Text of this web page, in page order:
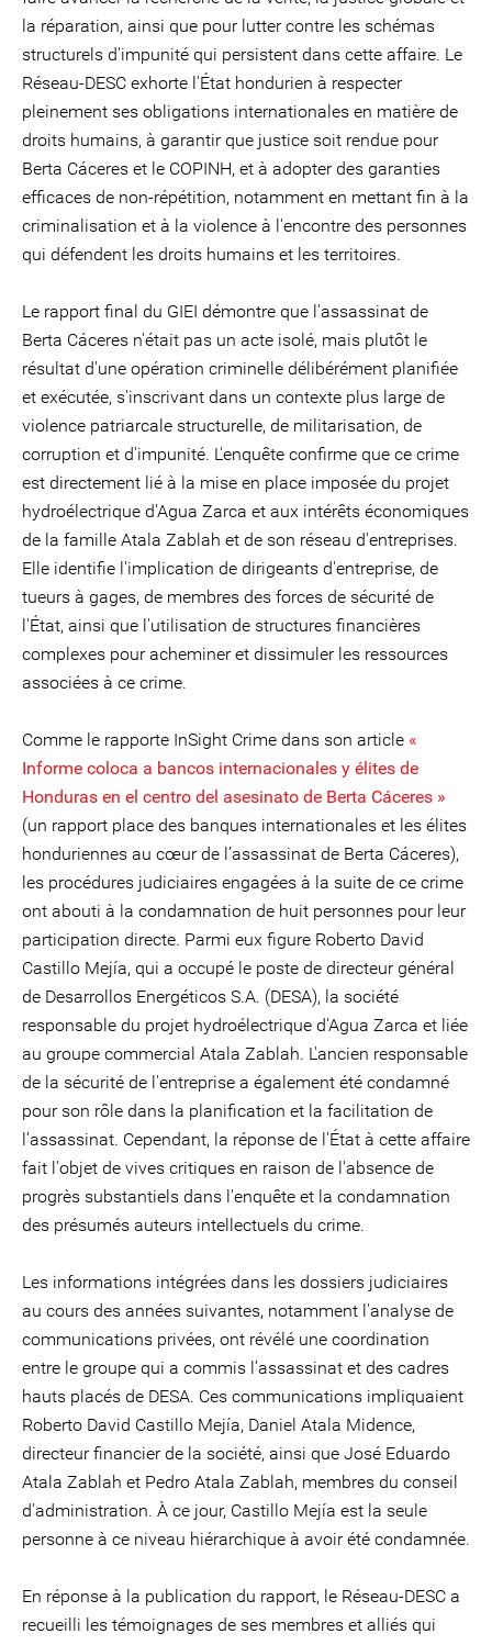
la réparation, ainsi que pour lutter contre les schémas
structurels d'impunité qui persistent dans cette affaire. Le
Réseau-DESC exhorte l'État hondurien à respecter
pleinement ses obligations internationales en matière de
droits humains, à garantir que justice soit rendue pour
Berta Cáceres et le COPINH, et à adopter des garanties
efficaces de non-répétition, notamment en mettant fin à la
criminalisation et à la violence à l'encontre des personnes
qui défendent les droits humains et les territoires.
Le rapport final du GIEI démontre que l'assassinat de
Berta Cáceres n'était pas un acte isolé, mais plutôt le
résultat d'une opération criminelle délibérément planifiée
et exécutée, s'inscrivant dans un contexte plus large de
violence patriarcale structurelle, de militarisation, de
corruption et d'impunité. L'enquête confirme que ce crime
est directement lié à la mise en place imposée du projet
hydroélectrique d'Agua Zarca et aux intérêts économiques
de la famille Atala Zablah et de son réseau d'entreprises.
Elle identifie l'implication de dirigeants d'entreprise, de
tueurs à gages, de membres des forces de sécurité de
l'État, ainsi que l'utilisation de structures financières
complexes pour acheminer et dissimuler les ressources
associées à ce crime.
Comme le rapporte InSight Crime dans son article «
Informe coloca a bancos internacionales y élites de
Honduras en el centro del asesinato de Berta Cáceres »
(un rapport place des banques internationales et les élites
honduriennes au cœur de l’assassinat de Berta Cáceres),
les procédures judiciaires engagées à la suite de ce crime
ont abouti à la condamnation de huit personnes pour leur
participation directe. Parmi eux figure Roberto David
Castillo Mejía, qui a occupé le poste de directeur général
de Desarrollos Energéticos S.A. (DESA), la société
responsable du projet hydroélectrique d'Agua Zarca et liée
au groupe commercial Atala Zablah. L'ancien responsable
de la sécurité de l'entreprise a également été condamné
pour son rôle dans la planification et la facilitation de
l’assassinat. Cependant, la réponse de l'État à cette affaire
fait l'objet de vives critiques en raison de l'absence de
progrès substantiels dans l'enquête et la condamnation
des présumés auteurs intellectuels du crime.
Les informations intégrées dans les dossiers judiciaires
au cours des années suivantes, notamment l'analyse de
communications privées, ont révélé une coordination
entre le groupe qui a commis l’assassinat et des cadres
hauts placés de DESA. Ces communications impliquaient
Roberto David Castillo Mejía, Daniel Atala Midence,
directeur financier de la société, ainsi que José Eduardo
Atala Zablah et Pedro Atala Zablah, membres du conseil
d'administration. À ce jour, Castillo Mejía est la seule
personne à ce niveau hiérarchique à avoir été condamnée.
En réponse à la publication du rapport, le Réseau-DESC a
recueilli les témoignages de ses membres et alliés qui